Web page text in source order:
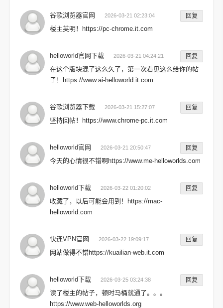
谷歌浏览器官网 2026-03-21 02:23:04 回复
楼主英明！https://pc-chrome.it.com
helloworld官网下载 2026-03-21 04:24:21 回复
在这个版块混了这么久了，第一次看见这么给你的帖
子！https://www.ai-helloworld.it.com
谷歌浏览器下载 2026-03-21 15:27:07 回复
坚持回帖！https://www.chrome-pc.it.com
helloworld官网 2026-03-21 20:50:47 回复
今天的心情很不错啊https://www.me-helloworlds.com
helloworld下载 2026-03-22 01:20:02 回复
收藏了，以后可能会用到！https://mac-
helloworld.com
快连VPN官网 2026-03-22 19:09:17 回复
网站做得不错https://kuailian-web.it.com
helloworld下载 2026-03-25 03:24:38 回复
读了楼主的帖子，顿时马桶就通了。。。
https://www.web-helloworlds.org